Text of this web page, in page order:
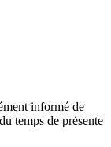
informé de
temps de présente